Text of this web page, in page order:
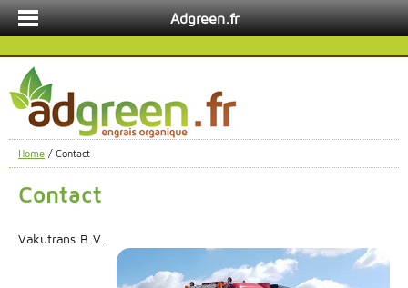
Adgreen.fr
Home / Contact
Contact
Vakutrans B.V.